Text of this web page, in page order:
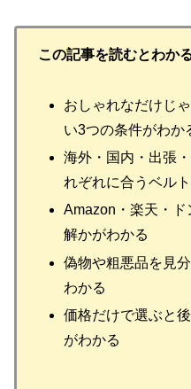
この記事を読むとわか
おしゃれなだけじ
い3つの条件がわか
海外・国内・出張
れぞれに合うベル
Amazon・楽天・
解かがわかる
偽物や粗悪品を見
わかる
価格だけで選ぶと
がわかる